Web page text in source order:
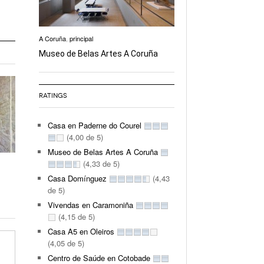
A Coruña principal
Museo de Belas Artes A Coruña
RATINGS
Casa en Paderne do Courel
(4,00 de 5)
Museo de Belas Artes A Coruña
(4,33 de 5)
Casa Domínguez
(4,43
de 5)
Vivendas en Caramoniña
(4,15 de 5)
Casa A5 en Oleiros
(4,05 de 5)
Centro de Saúde en Cotobade